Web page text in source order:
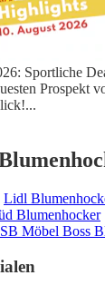
Sportliche
Prospekt
...
Lidl
Blumenhocker
SB Möbel Boss